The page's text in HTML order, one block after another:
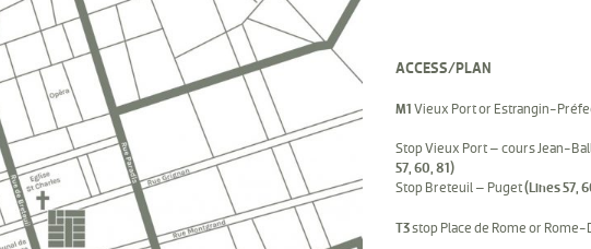
ACCESS/PLAN
M1 Vieux Port or Estrangin-
Stop Vieux Port – cours Jean-
57, 60, 81)
Stop Breteuil – Puget(Lines 57,
T3stop Place de Rome or Rome-